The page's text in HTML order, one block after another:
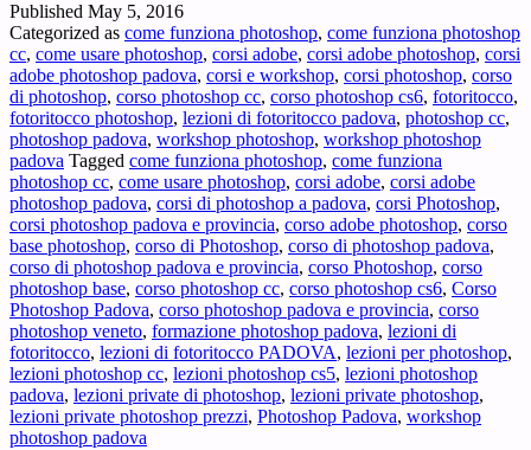
–
Cerchi
corsi
e
centri
di
in
a
Padova
?
Published May 5, 2016
Categorized as come funziona photoshop, come funziona photoshop
cc, come usare photoshop, corsi adobe, corsi adobe photoshop, corsi
adobe photoshop padova, corsi e workshop, corsi photoshop, corso
di photoshop, corso photoshop cc, corso photoshop cs6, fotoritocco,
fotoritocco photoshop, lezioni di fotoritocco padova, photoshop cc,
photoshop padova, workshop photoshop, workshop photoshop
padova Tagged come funziona photoshop, come funziona
photoshop cc, come usare photoshop, corsi adobe, corsi adobe
photoshop padova, corsi di photoshop a padova, corsi Photoshop,
corsi photoshop padova e provincia, corso adobe photoshop, corso
base photoshop, corso di Photoshop, corso di photoshop padova,
corso di photoshop padova e provincia, corso Photoshop, corso
photoshop base, corso photoshop cc, corso photoshop cs6, Corso
Photoshop Padova, corso photoshop padova e provincia, corso
photoshop veneto, formazione photoshop padova, lezioni di
fotoritocco, lezioni di fotoritocco PADOVA, lezioni per photoshop,
lezioni photoshop cc, lezioni photoshop cs5, lezioni photoshop
padova, lezioni private di photoshop, lezioni private photoshop,
lezioni private photoshop prezzi, Photoshop Padova, workshop
photoshop padova